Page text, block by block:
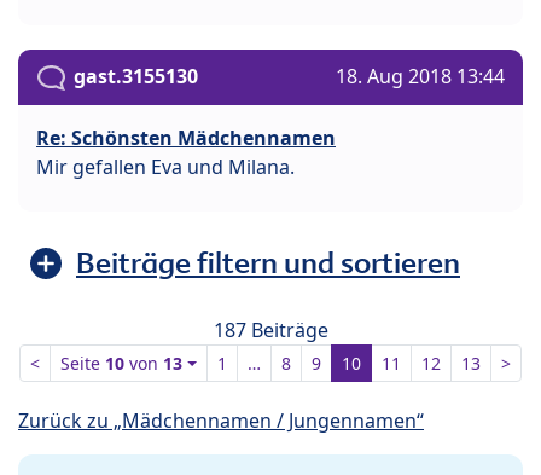
gast.3155130 18. Aug 2018 13:44
Re: Schönsten Mädchennamen
Mir gefallen Eva und Milana.
Beiträge filtern und sortieren
187 Beiträge
< Seite 10 von 13 1 … 8 9 10 11 12 13 >
Zurück zu „Mädchennamen / Jungennamen“